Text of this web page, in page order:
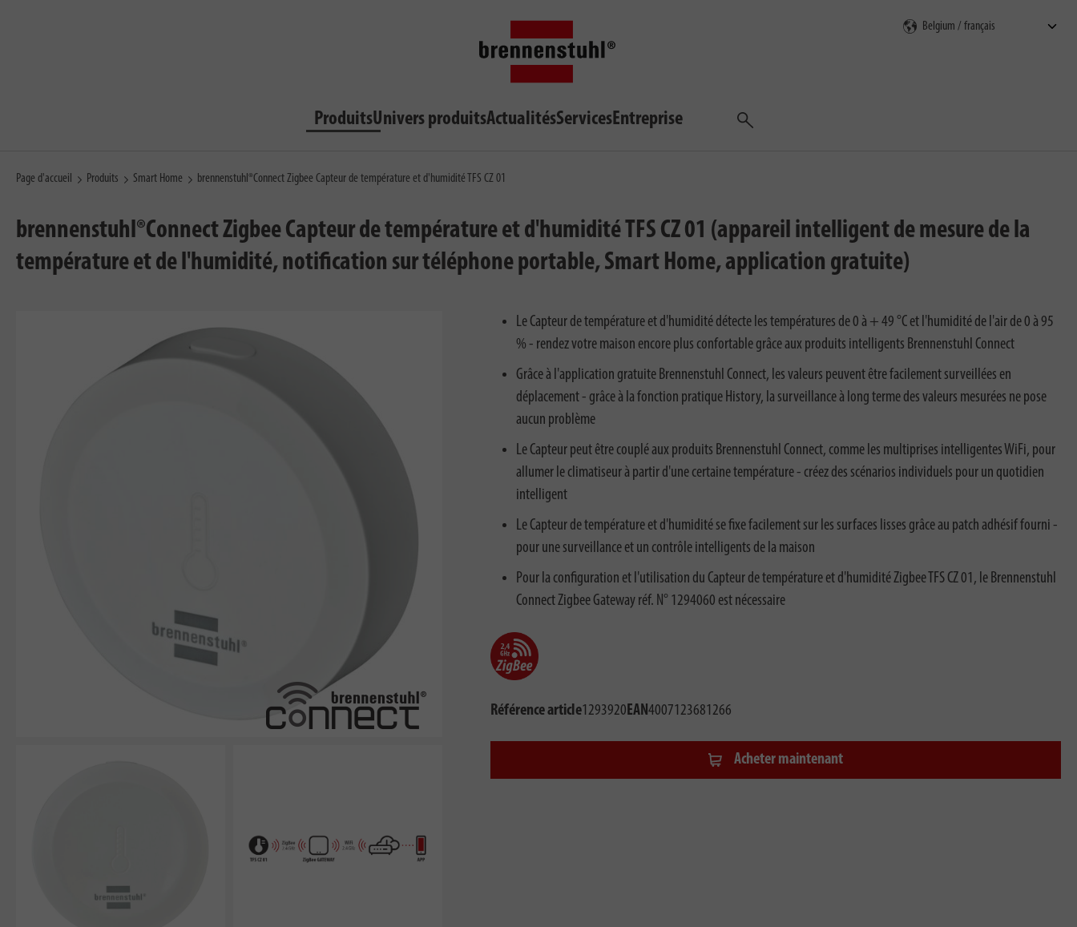
ProduitsUnivers produitsActualitésServicesEntreprise
Rechercher
Page d'accueil Produits Smart Home brennenstuhl®Connect Zigbee Capteur de température et d'humidité TFS CZ 01
brennenstuhl®Connect Zigbee Capteur de température et d'humidité TFS CZ 01 (appareil intelligent de mesure de la
température et de l'humidité, notification sur téléphone portable, Smart Home, application gratuite)
Le Capteur de température et d'humidité détecte les températures de 0 à + 49 °C et l'humidité de l'air de 0 à 95
% - rendez votre maison encore plus confortable grâce aux produits intelligents Brennenstuhl Connect
Grâce à l'application gratuite Brennenstuhl Connect, les valeurs peuvent être facilement surveillées en
déplacement - grâce à la fonction pratique History, la surveillance à long terme des valeurs mesurées ne pose
aucun problème
Le Capteur peut être couplé aux produits Brennenstuhl Connect, comme les multiprises intelligentes WiFi, pour
allumer le climatiseur à partir d'une certaine température - créez des scénarios individuels pour un quotidien
intelligent
Le Capteur de température et d'humidité se fixe facilement sur les surfaces lisses grâce au patch adhésif fourni -
pour une surveillance et un contrôle intelligents de la maison
Pour la configuration et l'utilisation du Capteur de température et d'humidité Zigbee TFS CZ 01, le Brennenstuhl
Connect Zigbee Gateway réf. N° 1294060 est nécessaire
Référence article1293920EAN4007123681266
Acheter maintenant